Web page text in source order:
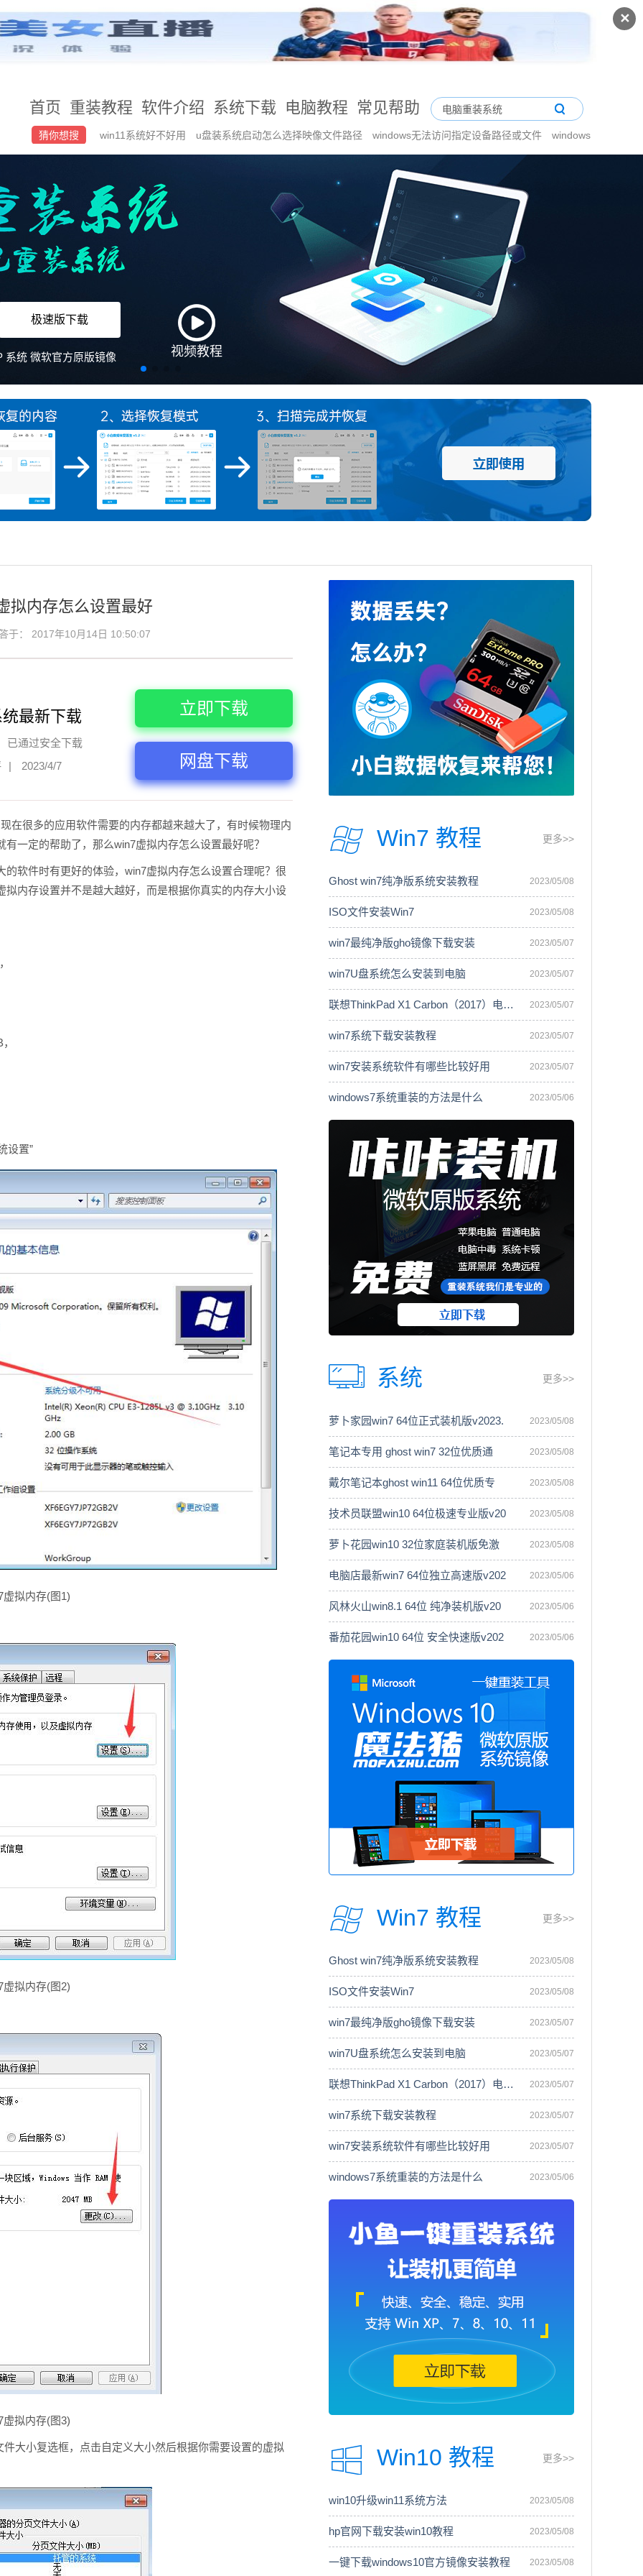
✕
首页 重装教程 软件介绍 系统下载 电脑教程 常见帮助
猜你想搜 win11系统好不好用 u盘装系统启动怎么选择映像文件路径 windows无法访问指定设备路径或文件
windows
拟内存怎么设置最好
： 2017年10月14日 10:50:07
最新下载
已通过安全下载
| 2023/4/7
立即下载
网盘下载
在很多的应用软件需要的内存都越来越大了，有时候物理内
一定的帮助了，那么win7虚拟内存怎么设置最好呢？
软件时有更好的体验，win7虚拟内存怎么设置合理呢？很
内存设置并不是越大越好，而是根据你真实的内存大小设
设置”
虚拟内存(图1)
虚拟内存(图2)
虚拟内存(图3)
小复选框，点击自定义大小然后根据你需要设置的虚拟
Win7 教程 更多>>
Ghost win7纯净版系统安装教程 2023/05/08
ISO文件安装Win7 2023/05/08
win7最纯净版gho镜像下载安装 2023/05/07
win7U盘系统怎么安装到电脑 2023/05/07
联想ThinkPad X1 Carbon（2017）电脑安 2023/05/07
win7系统下载安装教程 2023/05/07
win7安装系统软件有哪些比较好用 2023/05/07
windows7系统重装的方法是什么 2023/05/06
系统 更多>>
萝卜家园win7 64位正式装机版v2023. 2023/05/08
笔记本专用 ghost win7 32位优质通 2023/05/08
戴尔笔记本ghost win11 64位优质专 2023/05/08
技术员联盟win10 64位极速专业版v20 2023/05/08
萝卜花园win10 32位家庭装机版免激 2023/05/08
电脑店最新win7 64位独立高速版v202 2023/05/06
风林火山win8.1 64位 纯净装机版v20 2023/05/06
番茄花园win10 64位 安全快速版v202 2023/05/06
Win7 教程 更多>>
Ghost win7纯净版系统安装教程 2023/05/08
ISO文件安装Win7 2023/05/08
win7最纯净版gho镜像下载安装 2023/05/07
win7U盘系统怎么安装到电脑 2023/05/07
联想ThinkPad X1 Carbon（2017）电脑安 2023/05/07
win7系统下载安装教程 2023/05/07
win7安装系统软件有哪些比较好用 2023/05/07
windows7系统重装的方法是什么 2023/05/06
Win10 教程 更多>>
win10升级win11系统方法 2023/05/08
hp官网下载安装win10教程 2023/05/08
一键下载windows10官方镜像安装教程 2023/05/08